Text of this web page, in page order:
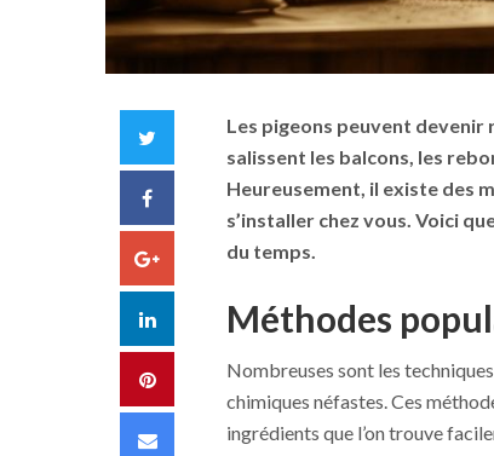
Facebook
Google+
LinkedIn
Pinterest
Email
Les pigeons peuvent devenir
salissent les balcons, les
Heureusement, il existe des
s’installer chez vous. Voici
du temps.
Méthodes
Nombreuses sont les
chimiques néfastes. Ces
ingrédients que l’on trouve